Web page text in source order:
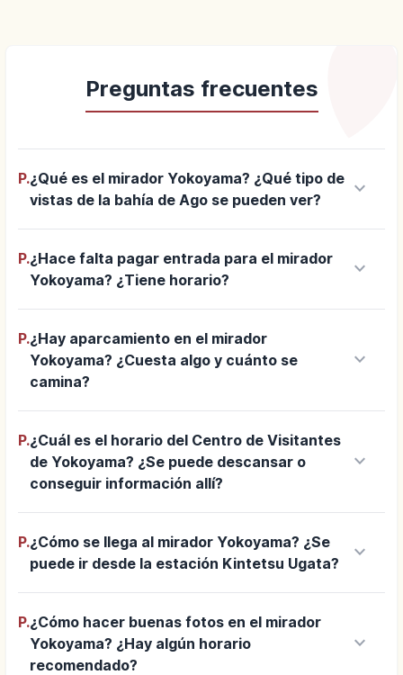
Preguntas frecuentes
P.¿Qué es el mirador Yokoyama? ¿Qué tipo de
vistas de la bahía de Ago se pueden ver?
keyboard_arrow_down
P.¿Hace falta pagar entrada para el mirador
Yokoyama? ¿Tiene horario?
keyboard_arrow_down
P.¿Hay aparcamiento en el mirador
Yokoyama? ¿Cuesta algo y cuánto se
camina?
keyboard_arrow_down
P.¿Cuál es el horario del Centro de Visitantes
de Yokoyama? ¿Se puede descansar o
conseguir información allí?
keyboard_arrow_down
P.¿Cómo se llega al mirador Yokoyama? ¿Se
puede ir desde la estación Kintetsu Ugata?
keyboard_arrow_down
P.¿Cómo hacer buenas fotos en el mirador
Yokoyama? ¿Hay algún horario
recomendado?
keyboard_arrow_down